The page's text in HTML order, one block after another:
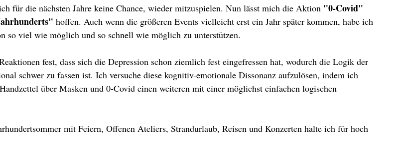
für die nächsten Jahre keine Chance, wieder mitzuspielen. Nun lässt mich die Aktion "0-Covid"
hoffen. Auch wenn die größeren Events vielleicht erst ein Jahr später kommen, habe ich
so viel wie möglich und so schnell wie möglich zu unterstützen.
fest, dass sich die Depression schon ziemlich fest eingefressen hat, wodurch die Logik der
schwer zu fassen ist. Ich versuche diese kognitiv-emotionale Dissonanz aufzulösen, indem ich
über Masken und 0-Covid einen weiteren mit einer möglichst einfachen logischen
mit Feiern, Offenen Ateliers, Strandurlaub, Reisen und Konzerten halte ich für hoch